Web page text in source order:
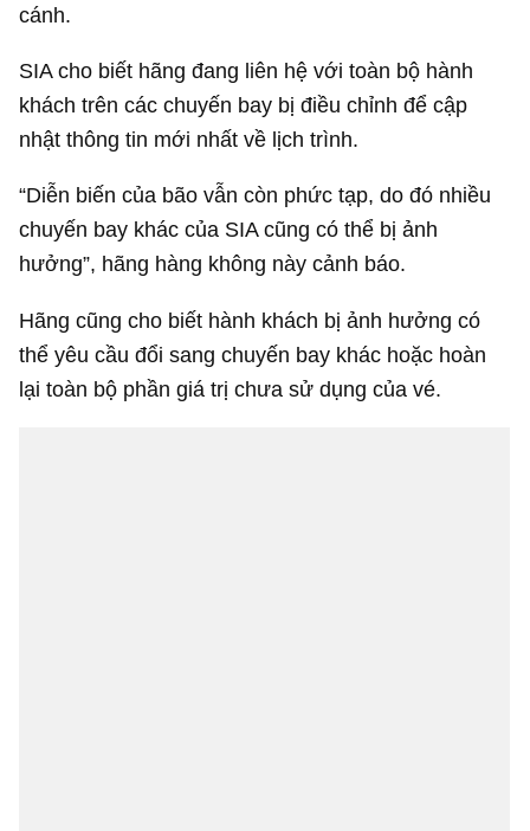
cánh.
SIA cho biết hãng đang liên hệ với toàn bộ hành
khách trên các chuyến bay bị điều chỉnh để cập
nhật thông tin mới nhất về lịch trình.
“Diễn biến của bão vẫn còn phức tạp, do đó nhiều
chuyến bay khác của SIA cũng có thể bị ảnh
hưởng”, hãng hàng không này cảnh báo.
Hãng cũng cho biết hành khách bị ảnh hưởng có
thể yêu cầu đổi sang chuyến bay khác hoặc hoàn
lại toàn bộ phần giá trị chưa sử dụng của vé.